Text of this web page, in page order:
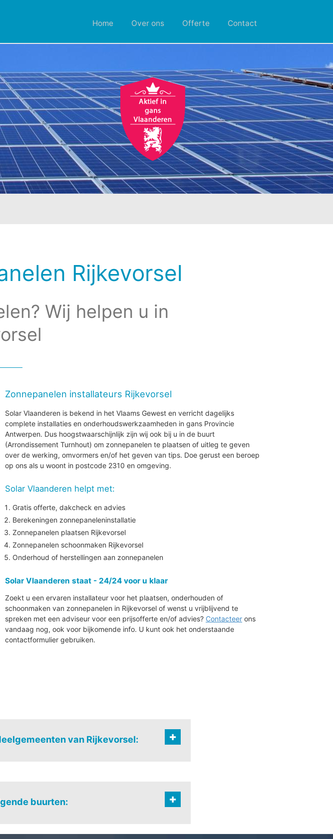
Home Over ons Offerte Contact
Rijkevorsel
Wij helpen u in
Zonnepanelen installateurs Rijkevorsel
Solar Vlaanderen is bekend in het Vlaams Gewest en verricht dagelijks
complete installaties en onderhoudswerkzaamheden in gans Provincie
Antwerpen. Dus hoogstwaarschijnlijk zijn wij ook bij u in de buurt
(Arrondissement Turnhout) om zonnepanelen te plaatsen of uitleg te geven
over de werking, omvormers en/of het geven van tips. Doe gerust een beroep
op ons als u woont in postcode 2310 en omgeving.
Solar Vlaanderen helpt met:
Gratis offerte, dakcheck en advies
Berekeningen zonnepaneleninstallatie
Zonnepanelen plaatsen Rijkevorsel
Zonnepanelen schoonmaken Rijkevorsel
Onderhoud of herstellingen aan zonnepanelen
Solar Vlaanderen staat - 24/24 voor u klaar
Zoekt u een ervaren installateur voor het plaatsen, onderhouden of
schoonmaken van zonnepanelen in Rijkevorsel of wenst u vrijblijvend te
spreken met een adviseur voor een prijsofferte en/of advies? Contacteer ons
vandaag nog, ook voor bijkomende info. U kunt ook het onderstaande
contactformulier gebruiken.
van Rijkevorsel:
buurten: